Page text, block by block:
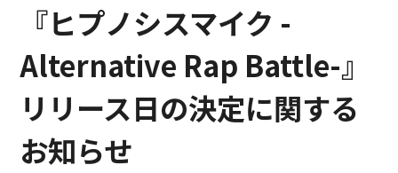
『ヒプノシスマイク -
Alternative Rap Battle-』
リリース日の決定に関する
お知らせ